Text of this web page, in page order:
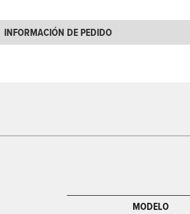
INFORMACIÓN DE PEDIDO
MODELO